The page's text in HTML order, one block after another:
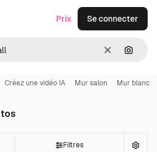
Effacer
Prix Se connecter
Créez une vidéo IA Mur salon Mur blanc
Filtres